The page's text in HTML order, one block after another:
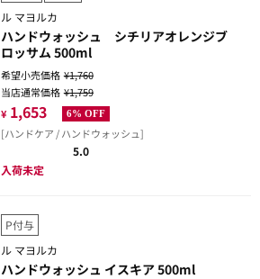
ル マヨルカ
ハンドウォッシュ シチリアオレンジブ
ロッサム 500ml
希望小売価格¥1,760
当店通常価格¥1,759
¥ 1,653 6% OFF
[ハンドケア / ハンドウォッシュ]
5.0
入荷未定
P付与
ル マヨルカ
ハンドウォッシュ イスキア 500ml